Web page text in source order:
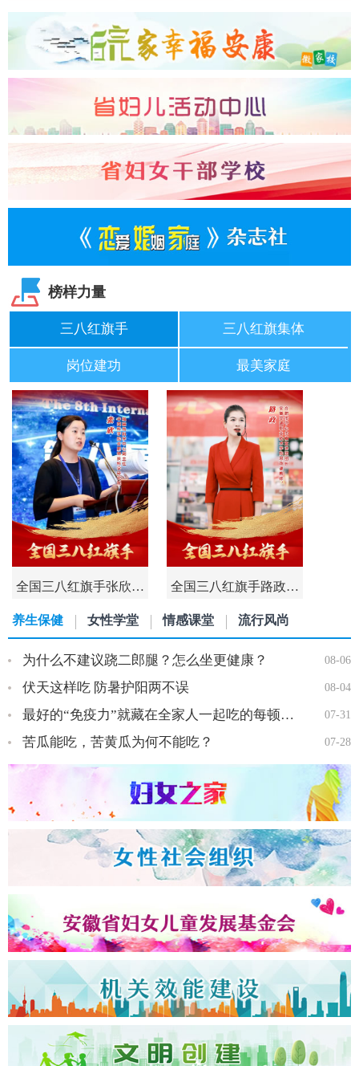
榜样力量
三八红旗手 三八红旗集体
岗位建功 最美家庭
全国三八红旗手张欣… 全国三八红旗手路政…
全国三八红旗手王会知…
全国三八红旗手李丹…
养生保健 女性学堂 情感课堂 流行风尚
08-06
为什么不建议跷二郎腿？怎么坐更健康？
08-04
伏天这样吃 防暑护阳两不误
07-31
最好的“免疫力”就藏在全家人一起吃的每顿饭里…
07-28
苦瓜能吃，苦黄瓜为何不能吃？